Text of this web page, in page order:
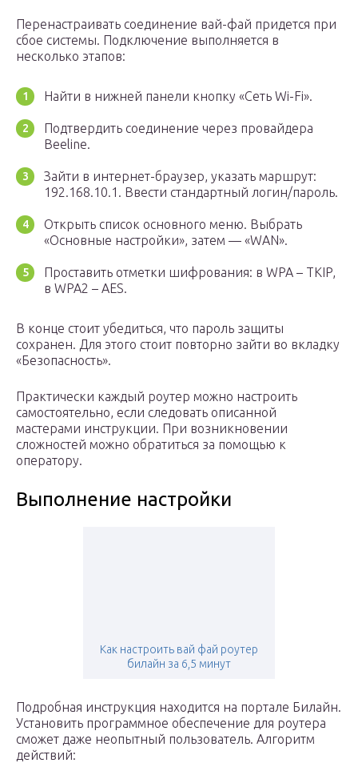
Перенастраивать соединение вай-фай придется при
сбое системы. Подключение выполняется в
несколько этапов:
Найти в нижней панели кнопку «Сеть Wi-Fi».
Подтвердить соединение через провайдера
Beeline.
Зайти в интернет-браузер, указать маршрут:
192.168.10.1. Ввести стандартный логин/пароль.
Открыть список основного меню. Выбрать
«Основные настройки», затем — «WAN».
Проставить отметки шифрования: в WPA – TKIP,
в WPA2 – AES.
В конце стоит убедиться, что пароль защиты
сохранен. Для этого стоит повторно зайти во вкладку
«Безопасность».
Практически каждый роутер можно настроить
самостоятельно, если следовать описанной
мастерами инструкции. При возникновении
сложностей можно обратиться за помощью к
оператору.
Выполнение настройки
Как настроить вай фай роутер
билайн за 6,5 минут
Подробная инструкция находится на портале Билайн.
Установить программное обеспечение для роутера
сможет даже неопытный пользователь. Алгоритм
действий: